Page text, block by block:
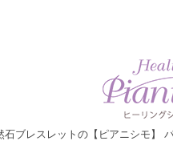
石ブレスレットの【ピアニシモ】